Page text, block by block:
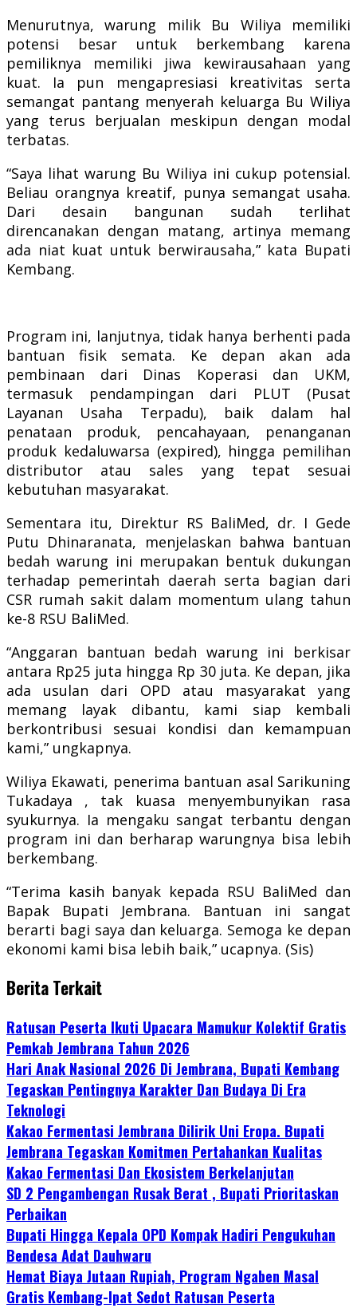
Menurutnya, warung milik Bu Wiliya memiliki
potensi besar untuk berkembang karena
pemiliknya memiliki jiwa kewirausahaan yang
kuat. Ia pun mengapresiasi kreativitas serta
semangat pantang menyerah keluarga Bu Wiliya
yang terus berjualan meskipun dengan modal
terbatas.
“Saya lihat warung Bu Wiliya ini cukup potensial.
Beliau orangnya kreatif, punya semangat usaha.
Dari desain bangunan sudah terlihat
direncanakan dengan matang, artinya memang
ada niat kuat untuk berwirausaha,” kata Bupati
Kembang.
Program ini, lanjutnya, tidak hanya berhenti pada
bantuan fisik semata. Ke depan akan ada
pembinaan dari Dinas Koperasi dan UKM,
termasuk pendampingan dari PLUT (Pusat
Layanan Usaha Terpadu), baik dalam hal
penataan produk, pencahayaan, penanganan
produk kedaluwarsa (expired), hingga pemilihan
distributor atau sales yang tepat sesuai
kebutuhan masyarakat.
Sementara itu, Direktur RS BaliMed, dr. I Gede
Putu Dhinaranata, menjelaskan bahwa bantuan
bedah warung ini merupakan bentuk dukungan
terhadap pemerintah daerah serta bagian dari
CSR rumah sakit dalam momentum ulang tahun
ke-8 RSU BaliMed.
“Anggaran bantuan bedah warung ini berkisar
antara Rp25 juta hingga Rp 30 juta. Ke depan, jika
ada usulan dari OPD atau masyarakat yang
memang layak dibantu, kami siap kembali
berkontribusi sesuai kondisi dan kemampuan
kami,” ungkapnya.
Wiliya Ekawati, penerima bantuan asal Sarikuning
Tukadaya , tak kuasa menyembunyikan rasa
syukurnya. Ia mengaku sangat terbantu dengan
program ini dan berharap warungnya bisa lebih
berkembang.
“Terima kasih banyak kepada RSU BaliMed dan
Bapak Bupati Jembrana. Bantuan ini sangat
berarti bagi saya dan keluarga. Semoga ke depan
ekonomi kami bisa lebih baik,” ucapnya. (Sis)
Berita Terkait
Ratusan Peserta Ikuti Upacara Mamukur Kolektif Gratis
Pemkab Jembrana Tahun 2026
Hari Anak Nasional 2026 Di Jembrana, Bupati Kembang
Tegaskan Pentingnya Karakter Dan Budaya Di Era
Teknologi
Kakao Fermentasi Jembrana Dilirik Uni Eropa. Bupati
Jembrana Tegaskan Komitmen Pertahankan Kualitas
Kakao Fermentasi Dan Ekosistem Berkelanjutan
SD 2 Pengambengan Rusak Berat , Bupati Prioritaskan
Perbaikan
Bupati Hingga Kepala OPD Kompak Hadiri Pengukuhan
Bendesa Adat Dauhwaru
Hemat Biaya Jutaan Rupiah, Program Ngaben Masal
Gratis Kembang-Ipat Sedot Ratusan Peserta